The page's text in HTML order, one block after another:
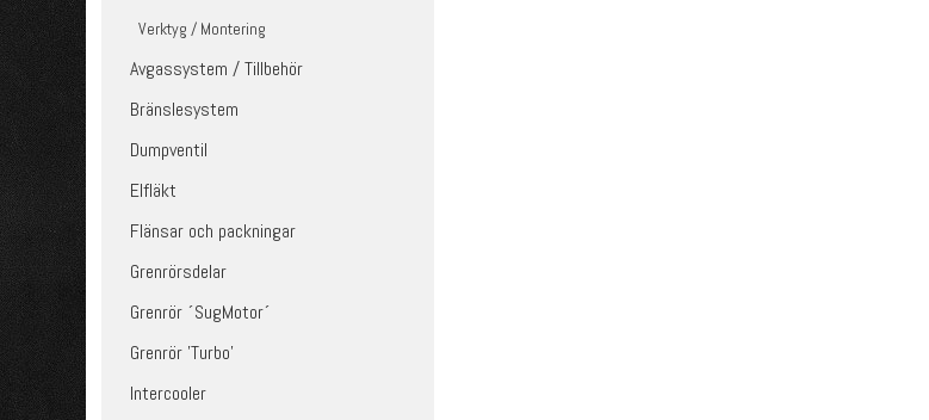
Verktyg / Montering
Avgassystem / Tillbehör
Bränslesystem
Dumpventil
Elfläkt
Flänsar och packningar
Grenrörsdelar
Grenrör ´SugMotor´
Grenrör 'Turbo'
Intercooler